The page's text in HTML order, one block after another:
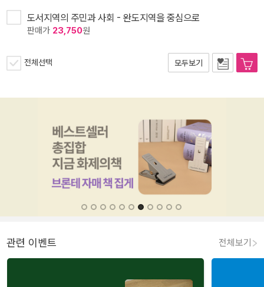
도서지역의 주민과 사회 - 완도지역을 중심으로
판매가 23,750원
전체선택 모두보기
관련 이벤트 전체보기